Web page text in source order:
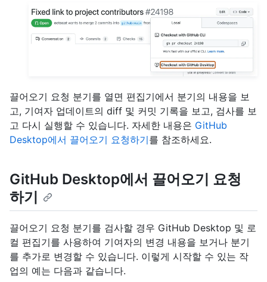
끌어오기 요청 분기를 열면 편집기에서 분기의 내용을 보
고, 기여자 업데이트의 diff 및 커밋 기록을 보고, 검사를 보
고 다시 실행할 수 있습니다. 자세한 내용은 GitHub
Desktop에서 끌어오기 요청하기를 참조하세요.
GitHub Desktop에서 끌어오기 요청
하기
끌어오기 요청 분기를 검사할 경우 GitHub Desktop 및 로
컬 편집기를 사용하여 기여자의 변경 내용을 보거나 분기
를 추가로 변경할 수 있습니다. 이렇게 시작할 수 있는 작
업의 예는 다음과 같습니다.